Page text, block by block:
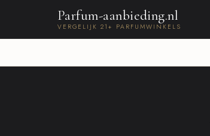
Parfum-aanbieding.nl
VERGELIJK 21+ PARFUMWINKELS